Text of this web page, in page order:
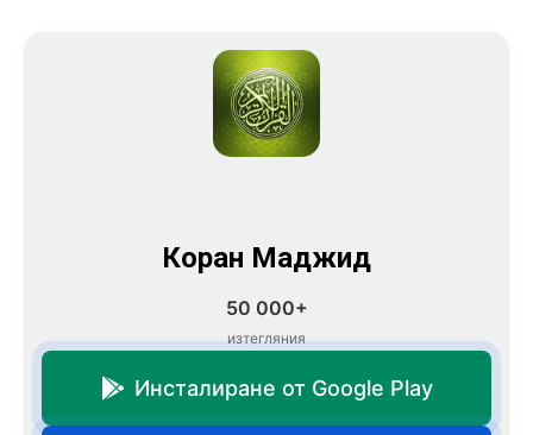
Коран Маджид
50 000+
изтегляния
Инсталиране от Google Play